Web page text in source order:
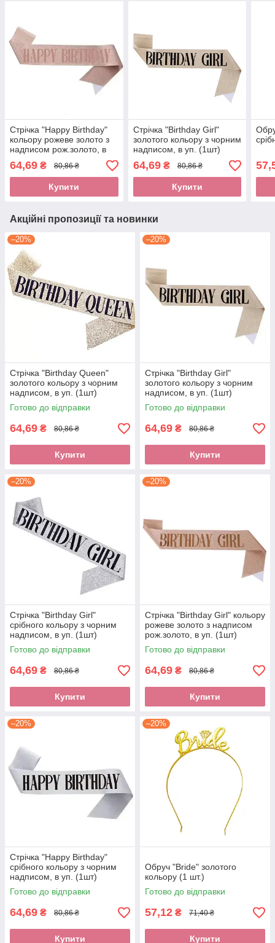
Стрічка "Happy Birthday"
кольору рожеве золото з
надписом рож.золото, в
уп. (1шт)
64,69 ₴ 80,86 ₴
Купити
Стрічка "Birthday Girl"
золотого кольору з чорним
надписом, в уп. (1шт)
64,69₴ 80,86 ₴
Купити
Акційні пропозиції та новинки
–20%
Стрічка "Birthday Queen"
золотого кольору з чорним
надписом, в уп. (1шт)
Готово до відправки
64,69 ₴ 80,86 ₴
Купити
–20%
Стрічка "Birthday Girl"
золотого кольору з чорним
надписом, в уп. (1шт)
Готово до відправки
64,69 ₴ 80,86 ₴
Купити
–20%
Стрічка "Birthday Girl"
срібного кольору з чорним
надписом, в уп. (1шт)
Готово до відправки
64,69 ₴ 80,86 ₴
Купити
–20%
Стрічка "Birthday Girl" кольору
рожеве золото з надписом
рож.золото, в уп. (1шт)
Готово до відправки
64,69 ₴ 80,86 ₴
Купити
–20%
Стрічка "Happy Birthday"
срібного кольору з чорним
надписом, в уп. (1шт)
Готово до відправки
64,69 ₴ 80,86 ₴
Купити
–20%
Обруч "Bride" золотого
кольору (1 шт.)
Готово до відправки
57,12 ₴ 71,40 ₴
Купити